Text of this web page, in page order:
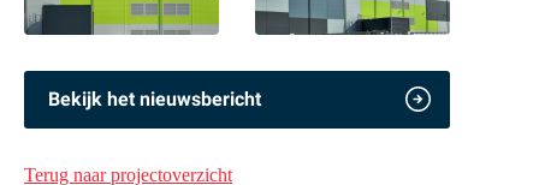
Bekijk het nieuwsbericht
Terug naar projectoverzicht